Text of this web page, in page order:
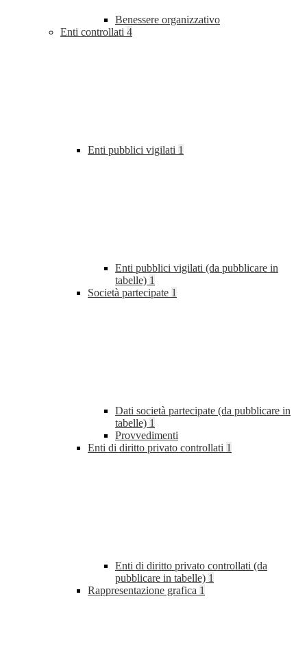
Benessere organizzativo
Enti controllati 4
Enti pubblici vigilati 1
Enti pubblici vigilati (da pubblicare in
tabelle) 1
Società partecipate 1
Dati società partecipate (da pubblicare in
tabelle) 1
Provvedimenti
Enti di diritto privato controllati 1
Enti di diritto privato controllati (da
pubblicare in tabelle) 1
Rappresentazione grafica 1